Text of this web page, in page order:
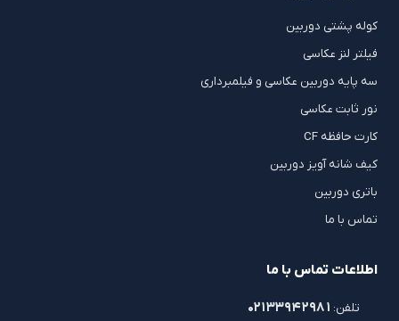
کوله پشتی دوربین
فیلتر لنز عکاسی
سه پایه دوربین عکاسی و فیلمبرداری
نور ثابت عکاسی
کارت حافظه CF
کیف شانه آویز دوربین
باتری دوربین
تماس با ما
اطلاعات تماس با ما
تلفن: ۰۲۱۳۳۹۴۲۹۸۱